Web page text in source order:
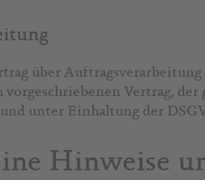
über
Vertrag,
unter Einhaltung der
Hinweise